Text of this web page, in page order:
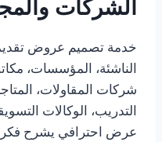
الشركات
خدمة تصميم عروض
الناشئة، المؤسسات،
شركات المقاولات،
التدريب، الوكالات
عرض احترافي يشرح